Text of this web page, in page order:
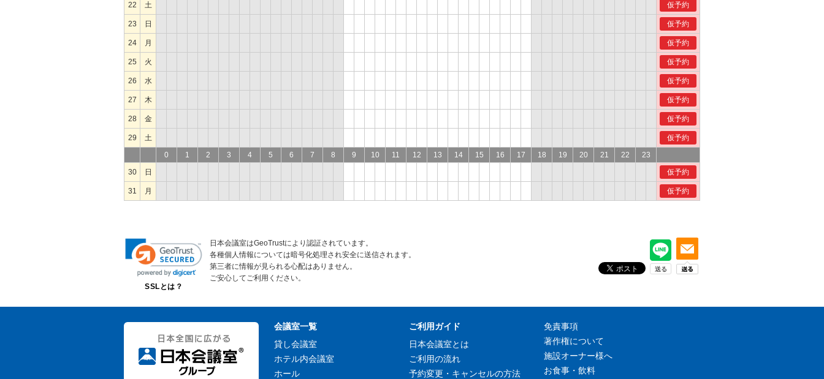
22 土 仮予約
23 日 仮予約
24 月 仮予約
25 火 仮予約
26 水 仮予約
27 木 仮予約
28 金 仮予約
29 土
仮予約
0
1 2 3 4 5 6 7 8 9 10 11 12 13 14 15 16 17 18 19 20 21 22
23
30
日 仮予約
31 月 仮予約
SSLとは？
日本会議室はGeoTrustにより認証されています。
各種個人情報については暗号化処理され安全に送信されます。
第三者に情報が見られる心配はありません。
ご安心してご利用ください。
会議室一覧
貸し会議室
ホテル内会議室
ホール
ご利用ガイド
日本会議室とは
ご利用の流れ
予約変更・キャンセルの方法
免責事項
著作権について
施設オーナー様へ
お食事・飲料